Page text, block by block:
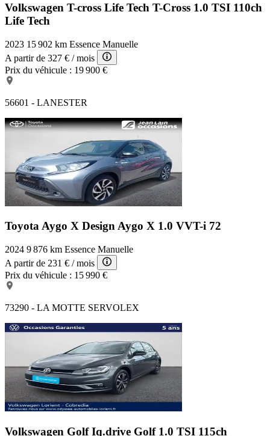
Volkswagen T-cross Life Tech T-Cross 1.0 TSI 110ch
Life Tech
2023 15 902 km Essence Manuelle
A partir de 327 € / mois
Prix du véhicule : 19 900 €
56601 - LANESTER
Toyota Aygo X DesignAygo X 1.0 VVT-i 72
2024 9 876 km Essence Manuelle
A partir de 231 € / mois
Prix du véhicule : 15 990 €
73290 - LA MOTTE SERVOLEX
Volkswagen Golf Iq.drive Golf 1.0 TSI 115ch